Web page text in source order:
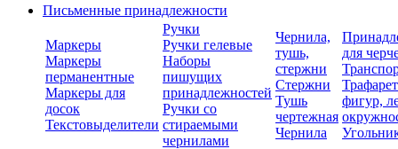
Письменные принадлежности
Маркеры
Маркеры
перманентные
Маркеры для
досок
Текстовыделители
Ручки
Ручки гелевые
Наборы
пишущих
принадлежностей
Ручки со
стираемыми
чернилами
Чернила,
тушь,
стержни
Стержни
Тушь
чертежная
Чернила
для
фигур,